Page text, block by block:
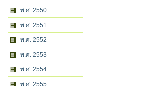
พ.ศ. 2550
พ.ศ. 2551
พ.ศ. 2552
พ.ศ. 2553
พ.ศ. 2554
พ.ศ. 2555